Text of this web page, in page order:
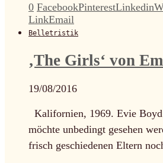
0 FacebookPinterestLinkedin
LinkEmail
Belletristik
‚The Girls‘ von
19/08/2016
Kalifornien, 1969. Evie
möchte unbedingt gesehen
frisch geschiedenen Eltern